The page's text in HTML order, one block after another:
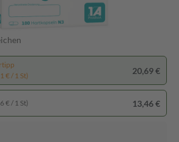
€ / 1 St)
20,69 €
€ / 1 St) 13,46 €